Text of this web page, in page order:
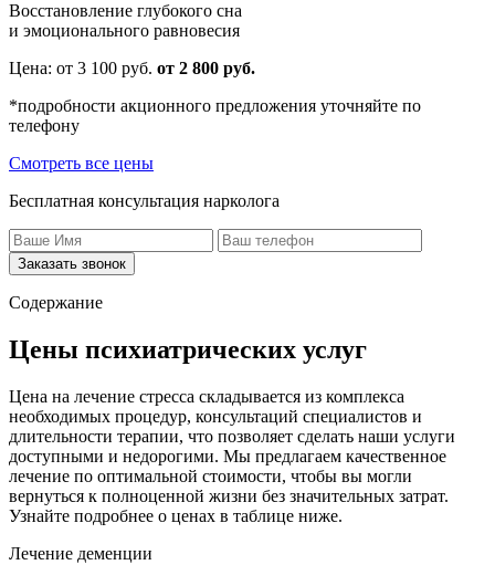
Восстановление глубокого сна
и эмоционального равновесия
Цена: от 3 100 руб. от 2 800 руб.
*подробности акционного предложения уточняйте по
телефону
Смотреть все цены
Бесплатная консультация нарколога
Заказать звонок
Содержание
Цены психиатрических услуг
Цена на лечение стресса складывается из комплекса
необходимых процедур, консультаций специалистов и
длительности терапии, что позволяет сделать наши услуги
доступными и недорогими. Мы предлагаем качественное
лечение по оптимальной стоимости, чтобы вы могли
вернуться к полноценной жизни без значительных затрат.
Узнайте подробнее о ценах в таблице ниже.
Лечение деменции